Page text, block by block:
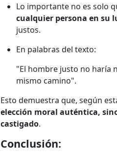
Lo importante no es solo
cualquier persona en su
justos.
En palabras del texto:
"El hombre justo no haría
mismo camino".
Esto demuestra que, según
elección moral auténtica,
castigado.
Conclusión: